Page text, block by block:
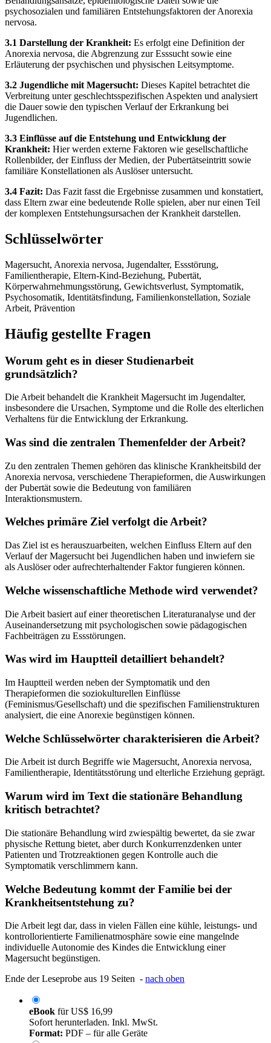
psychosozialen und familiären Entstehungsfaktoren der Anorexia
nervosa.
3.1 Darstellung der Krankheit: Es erfolgt eine Definition der
Anorexia nervosa, die Abgrenzung zur Esssucht sowie eine
Erläuterung der psychischen und physischen Leitsymptome.
3.2 Jugendliche mit Magersucht: Dieses Kapitel betrachtet die
Verbreitung unter geschlechtsspezifischen Aspekten und analysiert
die Dauer sowie den typischen Verlauf der Erkrankung bei
Jugendlichen.
3.3 Einflüsse auf die Entstehung und Entwicklung der
Krankheit: Hier werden externe Faktoren wie gesellschaftliche
Rollenbilder, der Einfluss der Medien, der Pubertätseintritt sowie
familiäre Konstellationen als Auslöser untersucht.
3.4 Fazit: Das Fazit fasst die Ergebnisse zusammen und konstatiert,
dass Eltern zwar eine bedeutende Rolle spielen, aber nur einen Teil
der komplexen Entstehungsursachen der Krankheit darstellen.
Schlüsselwörter
Magersucht, Anorexia nervosa, Jugendalter, Essstörung,
Familientherapie, Eltern-Kind-Beziehung, Pubertät,
Körperwahrnehmungsstörung, Gewichtsverlust, Symptomatik,
Psychosomatik, Identitätsfindung, Familienkonstellation, Soziale
Arbeit, Prävention
Häufig gestellte Fragen
Worum geht es in dieser Studienarbeit
grundsätzlich?
Die Arbeit behandelt die Krankheit Magersucht im Jugendalter,
insbesondere die Ursachen, Symptome und die Rolle des elterlichen
Verhaltens für die Entwicklung der Erkrankung.
Was sind die zentralen Themenfelder der Arbeit?
Zu den zentralen Themen gehören das klinische Krankheitsbild der
Anorexia nervosa, verschiedene Therapieformen, die Auswirkungen
der Pubertät sowie die Bedeutung von familiären
Interaktionsmustern.
Welches primäre Ziel verfolgt die Arbeit?
Das Ziel ist es herauszuarbeiten, welchen Einfluss Eltern auf den
Verlauf der Magersucht bei Jugendlichen haben und inwiefern sie
als Auslöser oder aufrechterhaltender Faktor fungieren können.
Welche wissenschaftliche Methode wird verwendet?
Die Arbeit basiert auf einer theoretischen Literaturanalyse und der
Auseinandersetzung mit psychologischen sowie pädagogischen
Fachbeiträgen zu Essstörungen.
Was wird im Hauptteil detailliert behandelt?
Im Hauptteil werden neben der Symptomatik und den
Therapieformen die soziokulturellen Einflüsse
(Feminismus/Gesellschaft) und die spezifischen Familienstrukturen
analysiert, die eine Anorexie begünstigen können.
Welche Schlüsselwörter charakterisieren die Arbeit?
Die Arbeit ist durch Begriffe wie Magersucht, Anorexia nervosa,
Familientherapie, Identitätsstörung und elterliche Erziehung geprägt.
Warum wird im Text die stationäre Behandlung
kritisch betrachtet?
Die stationäre Behandlung wird zwiespältig bewertet, da sie zwar
physische Rettung bietet, aber durch Konkurrenzdenken unter
Patienten und Trotzreaktionen gegen Kontrolle auch die
Symptomatik verschlimmern kann.
Welche Bedeutung kommt der Familie bei der
Krankheitsentstehung zu?
Die Arbeit legt dar, dass in vielen Fällen eine kühle, leistungs- und
kontrollorientierte Familienatmosphäre sowie eine mangelnde
individuelle Autonomie des Kindes die Entwicklung einer
Magersucht begünstigen.
Ende der Leseprobe aus 19 Seiten - nach oben
eBook fürUS$ 16,99
Sofort herunterladen. Inkl. MwSt.
Format: PDF – für alle Geräte